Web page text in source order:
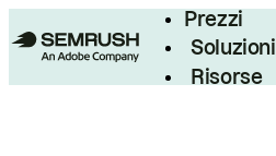
Prezzi
Soluzioni
Risorse